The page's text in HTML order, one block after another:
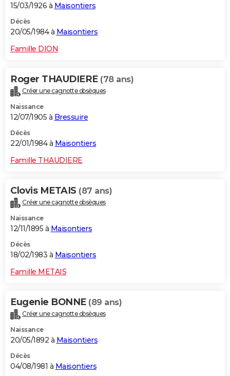
15/03/1926 à Maisontiers
Décès
20/05/1984 à Maisontiers
Famille DION
Roger THAUDIERE (78 ans)
Créer une cagnotte obsèques
Naissance
12/07/1905 à Bressuire
Décès
22/01/1984 à Maisontiers
Famille THAUDIERE
Clovis METAIS (87 ans)
Créer une cagnotte obsèques
Naissance
12/11/1895 à Maisontiers
Décès
18/02/1983 à Maisontiers
Famille METAIS
Eugenie BONNE (89 ans)
Créer une cagnotte obsèques
Naissance
20/05/1892 à Maisontiers
Décès
04/08/1981 à Maisontiers